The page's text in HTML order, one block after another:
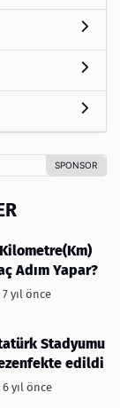
Adım Yapar?
7 yıl önce
Stadyumu
edildi
6 yıl önce